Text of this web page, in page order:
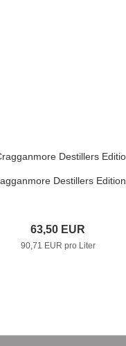
Destillers Edition
63,50 EUR
90,71 EUR pro Liter